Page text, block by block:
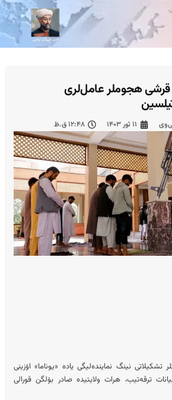
قرشی هجوملر عامل‌لری
۱۱ ثور ۱۴۰۳ ۱۲:۴۸ ق.ظ
تشکیلاتی نینگ نماینده‌لیگی یاده «یوناما» اۉزینی
ترقه‌تیب، هرات ولایتیده صادر بۉلگن قورالی